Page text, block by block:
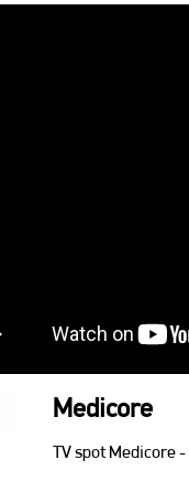
Medicore
TV spot Medicore